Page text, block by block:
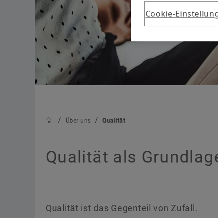
Über uns Qualität
Qualität als
Qualität ist das Gegenteil von Zufall.
Cookie-